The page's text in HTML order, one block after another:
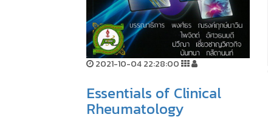
2021-10-04 22:28:00
Essentials of Clinical
Rheumatology